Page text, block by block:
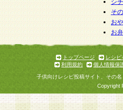
ら当社が保有している個人情
求められた場合には、ご本人
限り、法令に準拠して合理的
、開示 請求等の請求先は個
約等を承諾のうえ、当社所定の
た者、グループとします。な
合は会員登録をすることがで
シ
そ
お
お
トップページ
レシピ
利用規約
個人情報保
子供向けレシピ投稿サイト、その
Copyright